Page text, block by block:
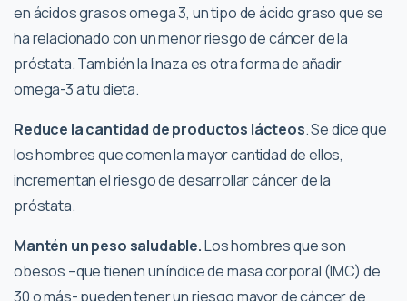
en ácidos grasos omega 3, un tipo de ácido graso que se
ha relacionado con un menor riesgo de cáncer de la
próstata. También la linaza es otra forma de añadir
omega-3 a tu dieta.
Reduce la cantidad de productos lácteos. Se dice que
los hombres que comen la mayor cantidad de ellos,
incrementan el riesgo de desarrollar cáncer de la
próstata.
Mantén un peso saludable.Los hombres que son
obesos –que tienen un índice de masa corporal (IMC) de
30 o más- pueden tener un riesgo mayor de cáncer de